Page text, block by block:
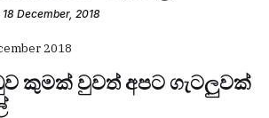
December, 2018
2018
කුමක් වුවත් අපට ගැටලුවක්